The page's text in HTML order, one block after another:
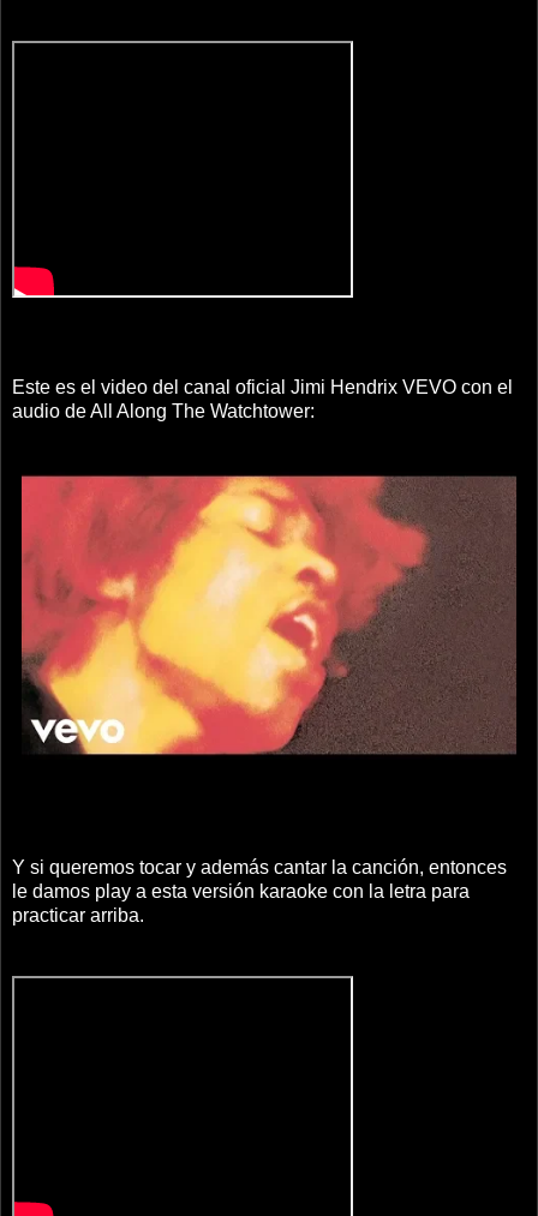
Este es el video del canal oficial Jimi Hendrix VEVO con el
audio de All Along The Watchtower:
Y si queremos tocar y además cantar la canción, entonces
le damos play a esta versión karaoke con la letra para
practicar arriba.